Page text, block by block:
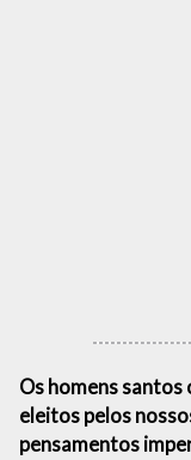
Os homens
eleitos pelos
pensamentos